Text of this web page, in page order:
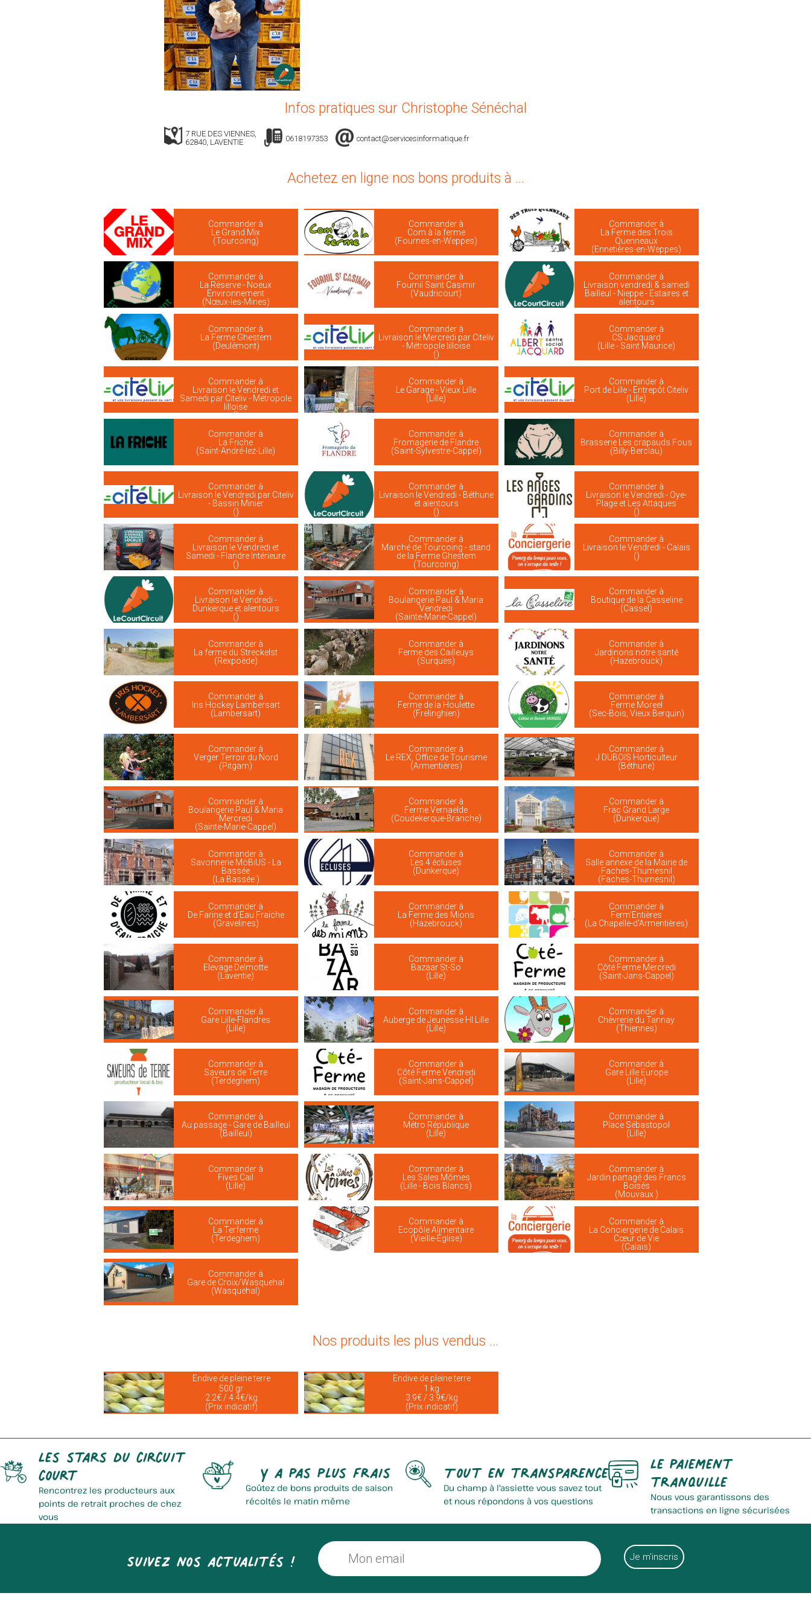
Infos pratiques sur Christophe Sénéchal
7 RUE DES VIENNES,
62840, LAVENTIE
0618197353 contact@servicesinformatique.fr
Achetez en ligne nos bons produits à ...
Commander à
Le Grand Mix
(Tourcoing)
Commander à
Com à la ferme
(Fournes-en-Weppes)
Commander à
La Ferme des Trois
Quenneaux
(Ennetières-en-Weppes)
Commander à
La Réserve - Noeux
Environnement
(Nœux-les-Mines)
Commander à
Fournil Saint Casimir
(Vaudricourt)
Commander à
Livraison vendredi & samedi
Bailleul - Nieppe - Estaires et
alentours
()
Commander à
La Ferme Ghestem
(Deulémont)
Commander à
Livraison le Mercredi par Citeliv
- Métropole lilloise
()
Commander à
CS Jacquard
(Lille - Saint Maurice)
Commander à
Livraison le Vendredi et
Samedi par Citeliv - Métropole
lilloise
()
Commander à
Le Garage - Vieux Lille
(Lille)
Commander à
Port de Lille - Entrepôt Citeliv
(Lille)
Commander à
La Friche
(Saint-André-lez-Lille)
Commander à
Fromagerie de Flandre
(Saint-Sylvestre-Cappel)
Commander à
Brasserie Les crapauds Fous
(Billy-Berclau)
Commander à
Livraison le Vendredi par Citeliv
- Bassin Minier
()
Commander à
Livraison le Vendredi - Béthune
et alentours
()
Commander à
Livraison le Vendredi - Oye-
Plage et Les Attaques
()
Commander à
Livraison le Vendredi et
Samedi - Flandre Intérieure
()
Commander à
Marché de Tourcoing - stand
de la Ferme Ghestem
(Tourcoing)
Commander à
Livraison le Vendredi - Calais
()
Commander à
Livraison le Vendredi -
Dunkerque et alentours
()
Commander à
Boulangerie Paul & Maria
Vendredi
(Sainte-Marie-Cappel)
Commander à
Boutique de la Casseline
(Cassel)
Commander à
La ferme du Streckelst
(Rexpoëde)
Commander à
Ferme des Cailleuys
(Surques)
Commander à
Jardinons notre santé
(Hazebrouck)
Commander à
Iris Hockey Lambersart
(Lambersart)
Commander à
Ferme de la Houlette
(Frelinghien)
Commander à
Ferme Moreel
(Sec-Bois, Vieux Berquin)
Commander à
Verger Terroir du Nord
(Pitgam)
Commander à
Le REX, Office de Tourisme
(Armentières)
Commander à
J DUBOIS Horticulteur
(Béthune)
Commander à
Boulangerie Paul & Maria
Mercredi
(Sainte-Marie-Cappel)
Commander à
Ferme Vernaelde
(Coudekerque-Branche)
Commander à
Frac Grand Large
(Dunkerque)
Commander à
Savonnerie MöBiUS - La
Bassée
(La Bassée )
Commander à
Les 4 écluses
(Dunkerque)
Commander à
Salle annexe de la Mairie de
Faches-Thumesnil
(Faches-Thumesnil)
Commander à
De Farine et d'Eau Fraiche
(Gravelines)
Commander à
La Ferme des Mions
(Hazebrouck)
Commander à
Ferm'Entières
(La Chapelle-d'Armentières)
Commander à
Elevage Delmotte
(Laventie)
Commander à
Bazaar St-So
(Lille)
Commander à
Côté Ferme Mercredi
(Saint-Jans-Cappel)
Commander à
Gare Lille-Flandres
(Lille)
Commander à
Auberge de Jeunesse HI Lille
(Lille)
Commander à
Chèvrerie du Tannay
(Thiennes)
Commander à
Saveurs de Terre
(Terdeghem)
Commander à
Côté Ferme Vendredi
(Saint-Jans-Cappel)
Commander à
Gare Lille Europe
(Lille)
Commander à
Au passage - Gare de Bailleul
(Bailleul)
Commander à
Métro République
(Lille)
Commander à
Place Sébastopol
(Lille)
Commander à
Fives Cail
(Lille)
Commander à
Les Sales Mômes
(Lille - Bois Blancs)
Commander à
Jardin partagé des Francs
Boisés
(Mouvaux )
Commander à
La Terferme
(Terdeghem)
Commander à
Ecopôle Alimentaire
(Vieille-Église)
Commander à
La Conciergerie de Calais
Cœur de Vie
(Calais)
Commander à
Gare de Croix/Wasquehal
(Wasquehal)
Nos produits les plus vendus ...
Endive de pleine terre
500 gr
2.2€ / 4.4€/kg
(Prix indicatif)
Endive de pleine terre
1 kg
3.9€ / 3.9€/kg
(Prix indicatif)
Les stars du circuit
court
Rencontrez les producteurs aux
points de retrait proches de chez
vous
Y a pas plus frais
Goûtez de bons produits de saison
récoltés le matin même
Tout en transparence
Du champ à l'assiette vous savez tout
et nous répondons à vos questions
Le paiement
tranquille
Nous vous garantissons des
transactions en ligne sécurisées
Suivez nos actualités !